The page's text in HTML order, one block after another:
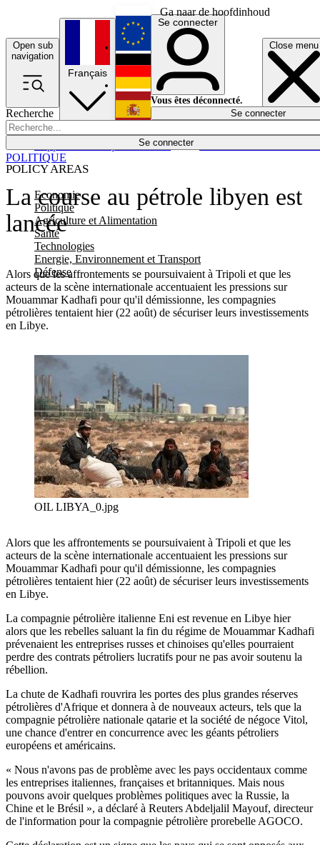
Ga naar de hoofdinhoud
Open sub
navigation
Close menu
Recherche
Se connecter
POLICY AREAS
Economie
Politique
Agriculture et Alimentation
Santé
Technologies
Energie, Environnement et Transport
Défense
Économie
Français
English
Deutsch
Español
Se connecter
Vous êtes déconnecté.
Se connecter
La course au pétrole libyen est
lancée
Alors que les affrontements se poursuivaient à Tripoli et que les
acteurs de la scène internationale accentuaient les pressions sur
Mouammar Kadhafi pour qu'il démissionne, les compagnies
pétrolières tentaient hier (22 août) de sécuriser leurs investissements
en Libye.
POLITIQUE
OIL LIBYA_0.jpg
Alors que les affrontements se poursuivaient à Tripoli et que les
acteurs de la scène internationale accentuaient les pressions sur
Mouammar Kadhafi pour qu'il démissionne, les compagnies
pétrolières tentaient hier (22 août) de sécuriser leurs investissements
en Libye.
La compagnie pétrolière italienne Eni est revenue en Libye hier
alors que les rebelles saluant la fin du régime de Mouammar Kadhafi
prévenaient les entreprises russes et chinoises qu'elles pourraient
perdre des contrats pétroliers lucratifs pour ne pas avoir soutenu la
rébellion.
La chute de Kadhafi rouvrira les portes des plus grandes réserves
pétrolières d'Afrique et donnera à de nouveaux acteurs, tels que la
compagnie pétrolière nationale qatarie et la société de négoce Vitol,
une chance d'entrer en concurrence avec les géants pétroliers
européens et américains.
« Nous n'avons pas de problème avec les pays occidentaux comme
les entreprises italiennes, françaises et britanniques. Mais nous
pouvons avoir quelques problèmes politiques avec la Russie, la
Chine et le Brésil », a déclaré à Reuters Abdeljalil Mayouf, directeur
de l'information pour la compagnie pétrolière prorebelle AGOCO.